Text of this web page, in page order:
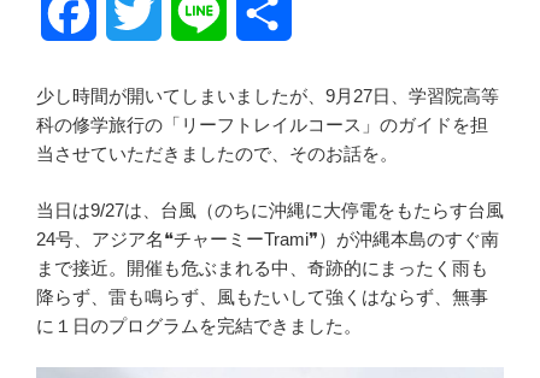
c
b
i
t
e
n
少し時間が開いてしまいましたが、9月27日、学習院高等
科の修学旅行の「リーフトレイルコース」のガイドを担
当させていただきましたので、そのお話を。
当日は9/27は、台風（のちに沖縄に大停電をもたらす台風
24号、アジア名❝チャーミーTrami❞）が沖縄本島のすぐ南
まで接近。開催も危ぶまれる中、奇跡的にまったく雨も
降らず、雷も鳴らず、風もたいして強くはならず、無事
に１日のプログラムを完結できました。